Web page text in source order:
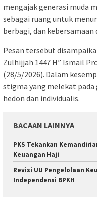
mengajak generasi muda
sebagai ruang untuk
berbagi, dan
Pesan tersebut
Zulhijjah 1447 H” Ismail
(28/5/2026). Dalam
stigma yang melekat pada
hedon dan individualis.
BACAAN LAINNYA
PKS Tekankan
Keuangan Haji
Revisi UU Pengelolaan
Independensi BPKH